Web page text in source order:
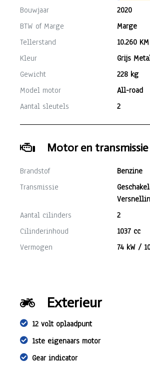
Bouwjaar
2020
BTW of Marge
Marge
Tellerstand
10.260 KM
Kleur
Grijs
Gewicht
228 kg
Model motor
All-road
Aantal sleutels
2
Motor en transmissie
Brandstof
Benzine
Transmissie
Aantal cilinders
2
Cilinderinhoud
1037 cc
Vermogen
74 kW /
Exterieur
12 volt oplaadpunt
1ste eigenaars motor
Gear indicator